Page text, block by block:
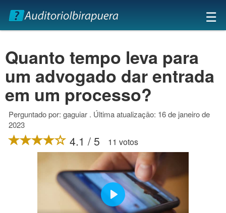
×
☰
Quanto tempo leva para
um advogado dar entrada
em um processo?
Perguntado por: gaguiar . Última atualização: 16 de janeiro de
2023
4.1 / 5 11 votos
Play